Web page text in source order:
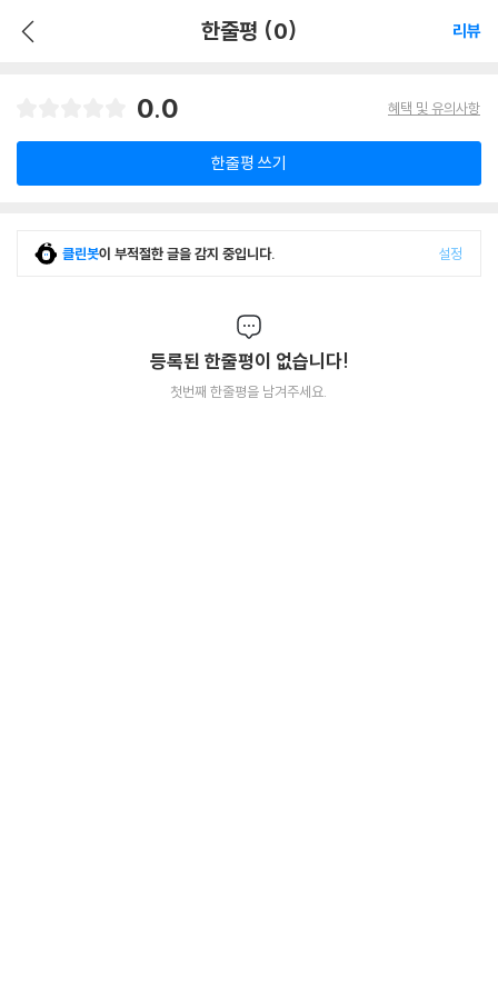
한줄평 (0) 리뷰
0.0 혜택 및 유의사항
한줄평 쓰기
클린봇이 부적절한 글을 감지 중입니다. 설정
등록된 한줄평이 없습니다!
첫번째 한줄평을 남겨주세요.